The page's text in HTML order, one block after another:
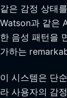
같은 감정 상태
Watson과 같은
한 음성 패턴을
가하는
이 시스템은 단
라 사용자의 감